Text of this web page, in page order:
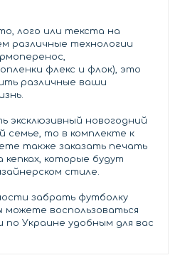
лого или текста на
различные технологии
флекс и флок), это
различные ваши
эксклюзивный новогодний
семье, то в комплекте к
также заказать печать
которые будут
стиле.
забрать футболку
воспользоваться
по Украине удобным для вас